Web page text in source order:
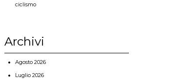
ciclismo
Archivi
Agosto 2026
Luglio 2026